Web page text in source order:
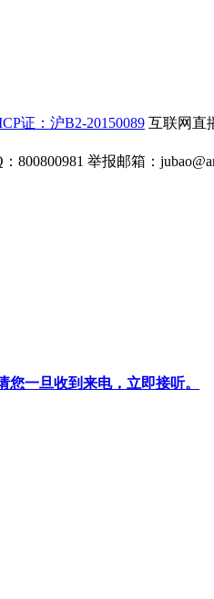
证：沪B2-20150089 互联网直
800800981 举报邮箱：
一旦收到来电，立即接听。